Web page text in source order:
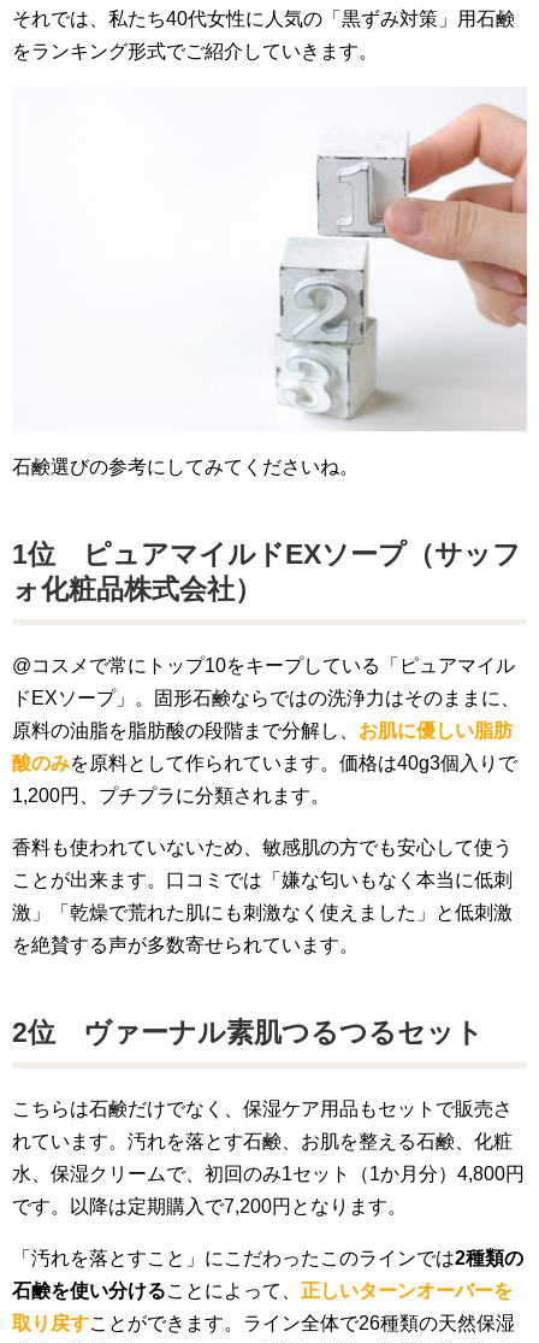
それでは、私たち40代女性に人気の「黒ずみ対策」用石鹸
をランキング形式でご紹介していきます。
石鹸選びの参考にしてみてくださいね。
1位 ピュアマイルドEXソープ（サッフ
ォ化粧品株式会社）
@コスメで常にトップ10をキープしている「ピュアマイル
ドEXソープ」。固形石鹸ならではの洗浄力はそのままに、
原料の油脂を脂肪酸の段階まで分解し、 お肌に優しい脂肪
酸のみを原料として作られています。価格は40g3個入りで
1,200円、プチプラに分類されます。
香料も使われていないため、敏感肌の方でも安心して使う
ことが出来ます。口コミでは「嫌な匂いもなく本当に低刺
激」「乾燥で荒れた肌にも刺激なく使えました」と低刺激
を絶賛する声が多数寄せられています。
2位 ヴァーナル素肌つるつるセット
こちらは石鹸だけでなく、保湿ケア用品もセットで販売さ
れています。汚れを落とす石鹸、お肌を整える石鹸、化粧
水、保湿クリームで、初回のみ1セット（1か月分）4,800円
です。以降は定期購入で7,200円となります。
「汚れを落とすこと」にこだわったこのラインでは2種類の
石鹸を使い分けることによって、 正しいターンオーバーを
取り戻すことができます。ライン全体で26種類の天然保湿